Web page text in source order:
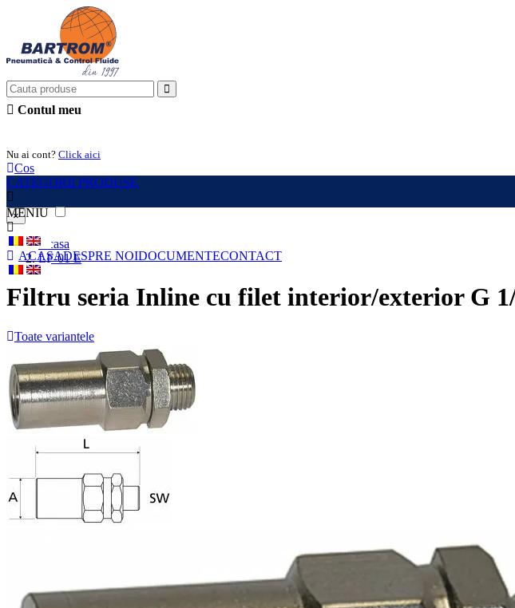
Contul meu
Nu ai cont? Click aici
Cos
CATEGORII PRODUSE
MENIU
ACASADESPRE NOIDOCUMENTECONTACT
×
Acasa
LF-01 E
Filtru seria Inline cu filet interior/exterior G
Toate variantele